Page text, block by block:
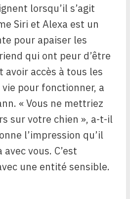
lorsqu’il s’agit
Siri et Alexa est un
pour apaiser les
qui ont peur d’être
avoir accès à tous les
pour fonctionner, a
« Vous ne mettriez
sur votre chien », a-t-il
l’impression qu’il
vous. C’est
une entité sensible.